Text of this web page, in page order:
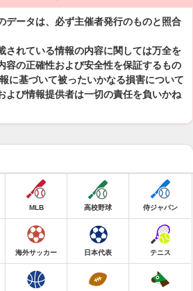
データは、必ず主催者発行のものと照合
されている情報の内容に関しては万全を
容の正確性および安全性を保証するもの
に基づいて被ったいかなる損害について
よび情報提供者は一切の責任を負いかね
MLB 高校野球 侍ジャパン
海外サッカー 日本代表 テニス